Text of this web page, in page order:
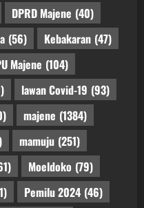
DPRD Majene (40)
(56) Kebakaran (47)
Majene (104)
lawan Covid-19 (93)
majene (1384)
mamuju (251)
Moeldoko (79)
Pemilu 2024 (46)